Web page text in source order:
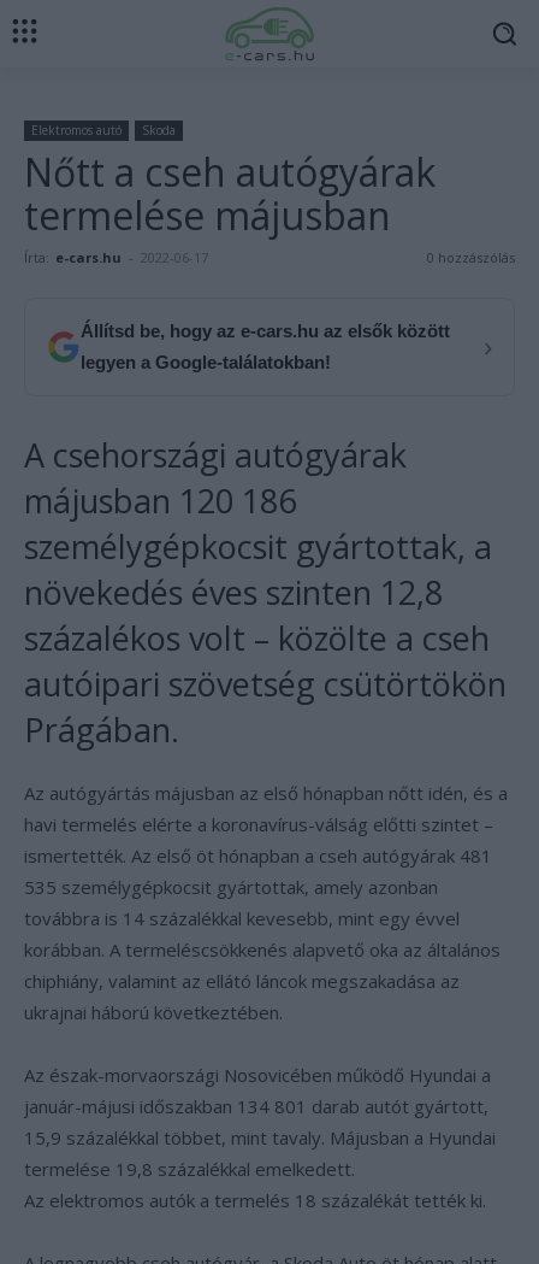
Elektromos autó Skoda
Nőtt a cseh autógyárak
termelése májusban
Írta: e-cars.hu - 2022-06-17 0 hozzászólás
Állítsd be, hogy az e-cars.hu az elsők között
legyen a Google-találatokban!
›
A csehországi autógyárak
májusban 120 186
személygépkocsit gyártottak, a
növekedés éves szinten 12,8
százalékos volt – közölte a cseh
autóipari szövetség csütörtökön
Prágában.
Az autógyártás májusban az első hónapban nőtt idén, és a
havi termelés elérte a koronavírus-válság előtti szintet –
ismertették. Az első öt hónapban a cseh autógyárak 481
535 személygépkocsit gyártottak, amely azonban
továbbra is 14 százalékkal kevesebb, mint egy évvel
korábban. A termeléscsökkenés alapvető oka az általános
chiphiány, valamint az ellátó láncok megszakadása az
ukrajnai háború következtében.
Az észak-morvaországi Nosovicében működő Hyundai a
január-májusi időszakban 134 801 darab autót gyártott,
15,9 százalékkal többet, mint tavaly. Májusban a Hyundai
termelése 19,8 százalékkal emelkedett.
Az elektromos autók a termelés 18 százalékát tették ki.